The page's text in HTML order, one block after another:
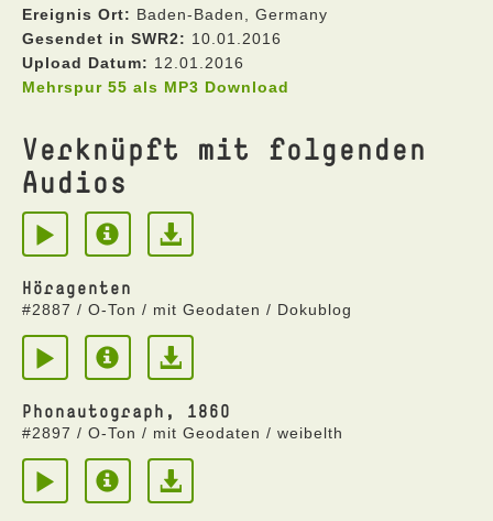
Ereignis Ort: Baden-Baden, Germany
Gesendet in SWR2: 10.01.2016
Upload Datum: 12.01.2016
Mehrspur 55 als MP3 Download
Verknüpft mit folgenden
Audios
Höragenten
#2887 / O-Ton / mit Geodaten / Dokublog
Phonautograph, 1860
#2897 / O-Ton / mit Geodaten / weibelth